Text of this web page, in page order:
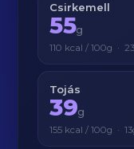
Csirkemell
55g
110 kcal / 100g ·
Tojás
39g
155 kcal / 100g ·